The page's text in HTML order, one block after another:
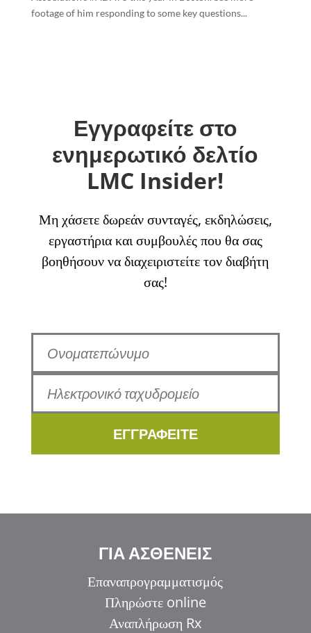
footage of him responding to some key questions...
Εγγραφείτε στο
ενημερωτικό δελτίο
LMC Insider!
Μη χάσετε δωρεάν συνταγές, εκδηλώσεις,
εργαστήρια και συμβουλές που θα σας
βοηθήσουν να διαχειριστείτε τον διαβήτη
σας!
ΕΓΓΡΑΦΕΙΤΕ
ΓΙΑ ΑΣΘΕΝΕΙΣ
Επαναπρογραμματισμός
Πληρώστε online
Αναπλήρωση Rx